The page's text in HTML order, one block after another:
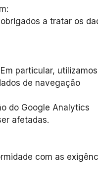
a tratar os
particular,
de navegação
do Google Analytics
afetadas.
com as